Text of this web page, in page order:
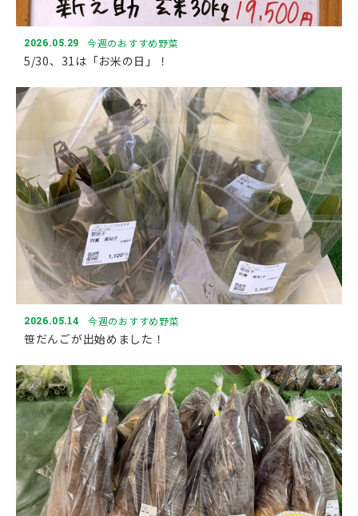
2026.05.29 今週のおすすめ野菜
5/30、31は「お米の日」！
2026.05.14 今週のおすすめ野菜
笹だんごが出始めました！